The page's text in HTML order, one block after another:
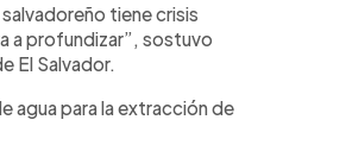
tiene crisis
a profundizar”, sostuvo
El Salvador.
agua para la extracción de